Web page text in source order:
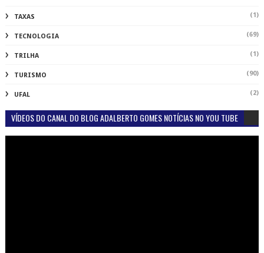
TAXAS (1)
TECNOLOGIA (69)
TRILHA (1)
TURISMO (90)
UFAL (2)
VÍDEOS DO CANAL DO BLOG ADALBERTO GOMES NOTÍCIAS NO YOU TUBE